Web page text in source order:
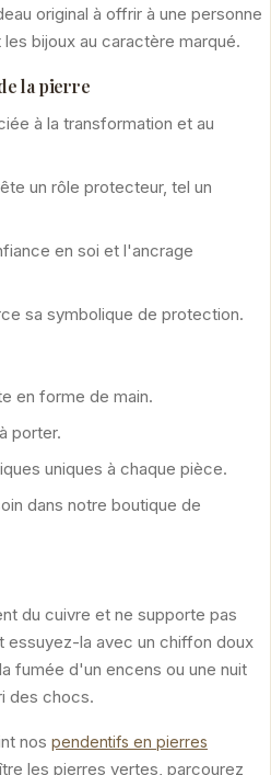
original à offrir à une personne
bijoux au caractère marqué.
la pierre
à la transformation et au
un rôle protecteur, tel un
en soi et l'ancrage
sa symbolique de protection.
en forme de main.
porter.
uniques à chaque pièce.
dans notre boutique de
du cuivre et ne supporte pas
essuyez-la avec un chiffon doux
fumée d'un encens ou une nuit
des chocs.
nos pendentifs en pierres
les pierres vertes, parcourez